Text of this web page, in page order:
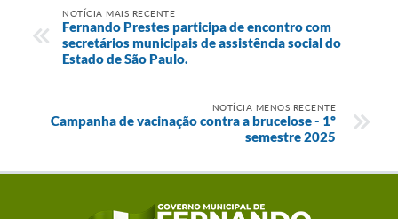
NOTÍCIA MAIS RECENTE
Fernando Prestes participa de encontro com
secretários municipais de assistência social do
Estado de São Paulo.
NOTÍCIA MENOS RECENTE
Campanha de vacinação contra a brucelose - 1º
semestre 2025